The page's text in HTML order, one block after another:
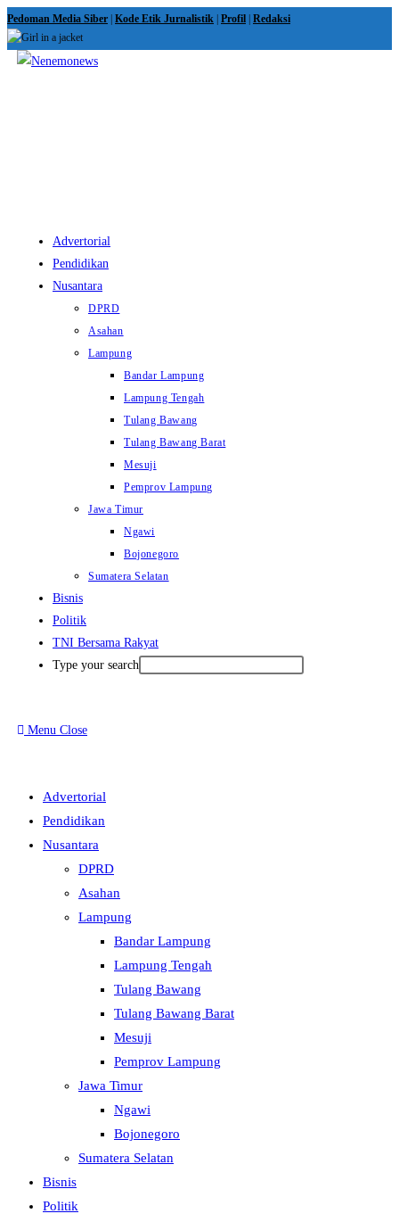
Skip
to
content
Pedoman Media Siber Kode Etik Jurnalistik Profil Redaksi
Advertorial
Pendidikan
Nusantara
DPRD
Asahan
Lampung
Bandar Lampung
Lampung Tengah
Tulang Bawang
Tulang Bawang Barat
Mesuji
Pemprov Lampung
Jawa Timur
Ngawi
Bojonegoro
Sumatera Selatan
Bisnis
Politik
TNI Bersama Rakyat
Type your search
Menu Close
Advertorial
Pendidikan
Nusantara
DPRD
Asahan
Lampung
Bandar Lampung
Lampung Tengah
Tulang Bawang
Tulang Bawang Barat
Mesuji
Pemprov Lampung
Jawa Timur
Ngawi
Bojonegoro
Sumatera Selatan
Bisnis
Politik